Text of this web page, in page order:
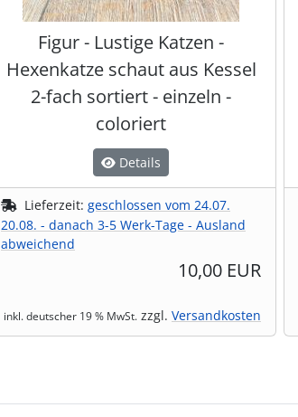
Figur - Lustige Katzen -
Hexenkatze schaut aus Kessel
2-fach sortiert - einzeln -
coloriert
Details
Lieferzeit: geschlossen vom 24.07.
20.08. - danach 3-5 Werk-Tage - Ausland
abweichend
10,00 EUR
inkl. deutscher 19 % MwSt. zzgl. Versandkosten